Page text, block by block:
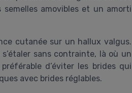
amovibles et un amorti
cutanée sur un hallux valgus.
sans contrainte, là où un
d’éviter les brides qui
avec brides réglables.